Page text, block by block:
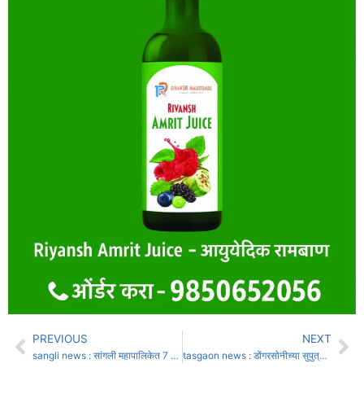
PREVIOUS
sangli news : सांगली महापालिकेत 7 लाखाची लाच घेताना उपायुक्त जाळ्यात
NEXT
tasgaon news : डोंगरसोनीच्या सुपुत्राने लिहिला अवयवदानाचा नवा अध्याय